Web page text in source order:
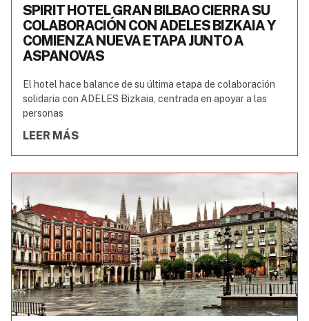
SPIRIT HOTEL GRAN BILBAO CIERRA SU
COLABORACIÓN CON ADELES BIZKAIA Y
COMIENZA NUEVA ETAPA JUNTO A
ASPANOVAS
El hotel hace balance de su última etapa de colaboración
solidaria con ADELES Bizkaia, centrada en apoyar a las
personas
LEER MÁS